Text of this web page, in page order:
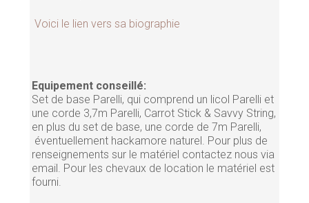
Voici le lien vers sa biographie
Equipement conseillé:
Set de base Parelli, qui comprend un licol Parelli et
une corde 3,7m Parelli, Carrot Stick & Savvy String,
en plus du set de base, une corde de 7m Parelli,
éventuellement hackamore naturel. Pour plus de
renseignements sur le matériel contactez nous via
email. Pour les chevaux de location le matériel est
fourni.